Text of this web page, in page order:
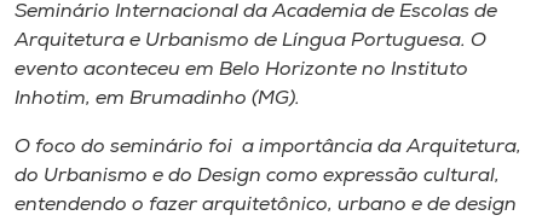
Selecione
Seminário Internacional da Academia de Escolas de
Arquitetura e Urbanismo de Língua Portuguesa. O
evento aconteceu em Belo Horizonte no Instituto
Inhotim,​ em Brumadinho​​ (MG).
O foco do seminário foi ​a​ importância da Arquitetura,
do Urbanismo e do Design como ​​expressão ​c​ultural,
entendendo o fazer arquitetônico, urbano e de design